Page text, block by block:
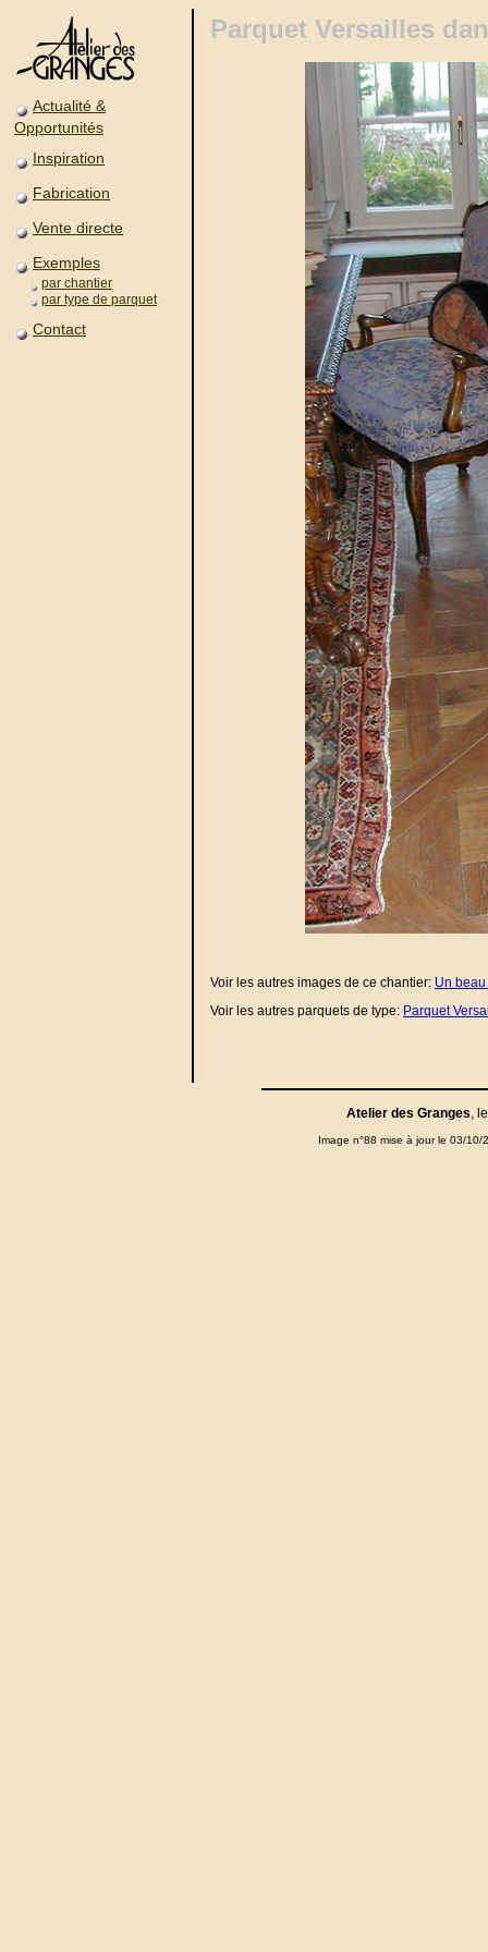
Actualité &
Opportunités
Inspiration
Fabrication
Vente directe
Exemples
par chantier
par type de parquet
Contact
Parquet Versailles
Voir les autres images de ce chantier: Un
Voir les autres parquets de type: Parquet
Atelier des Granges,
Image n°88 mise à jour le 03/